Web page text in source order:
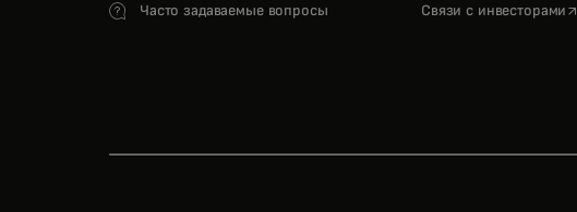
Часто задаваемые вопросы Связи с инвесторами